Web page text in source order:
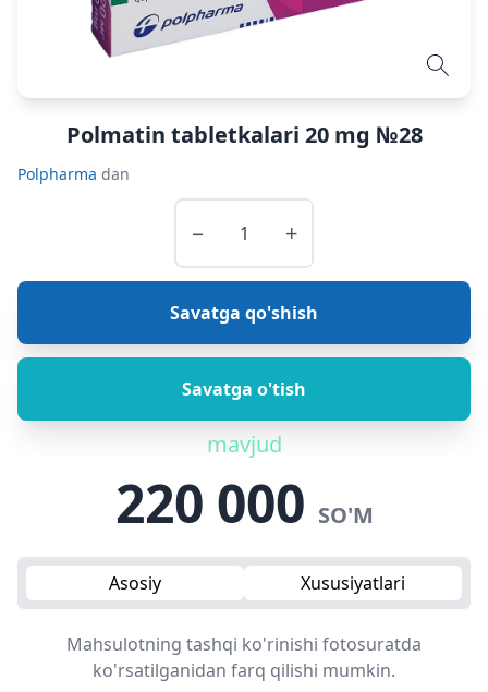
Polmatin tabletkalari 20 mg №28
Polpharma dan
− +
Savatga qo'shish
Savatga o'tish
mavjud
220 000 SO'M
Asosiy Xususiyatlari
Mahsulotning tashqi ko'rinishi fotosuratda
ko'rsatilganidan farq qilishi mumkin.